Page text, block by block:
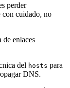
perder
con cuidado, no
de enlaces
del hosts para
DNS.